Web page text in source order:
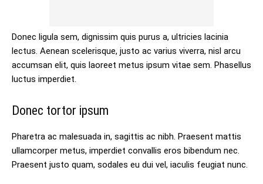
Donec ligula sem, dignissim quis purus a, ultricies lacinia
lectus. Aenean scelerisque, justo ac varius viverra, nisl arcu
accumsan elit, quis laoreet metus ipsum vitae sem. Phasellus
luctus imperdiet.
Donec tortor ipsum
Pharetra ac malesuada in, sagittis ac nibh. Praesent mattis
ullamcorper metus, imperdiet convallis eros bibendum nec.
Praesent justo quam, sodales eu dui vel, iaculis feugiat nunc.